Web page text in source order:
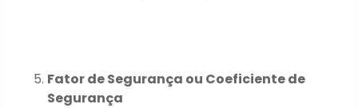
Fator de Segurança ou Coeficiente de
Segurança